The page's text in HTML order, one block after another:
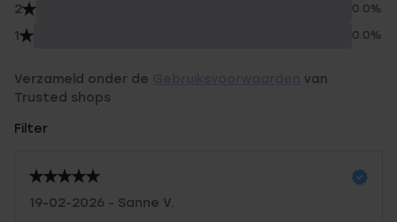
2 0.0%
1 0.0%
Verzameld onder de
van
Trusted shops
Filter
19-02-2026 - Sanne V.